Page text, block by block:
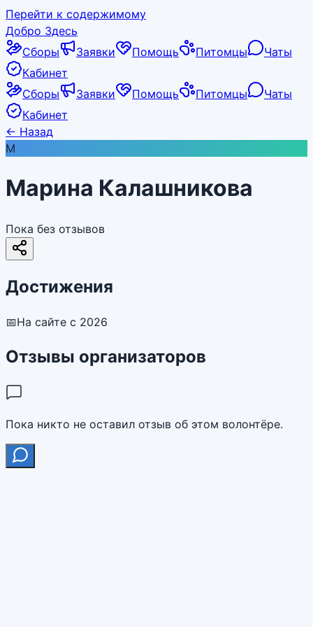
Перейти к содержимому
Добро Здесь
Сборы
Заявки Помощь Питомцы
Чаты
Кабинет
Сборы
Заявки Помощь Питомцы
Чаты
Кабинет
← Назад
М
Марина Калашникова
Пока без отзывов
Достижения
📅На сайте с 2026
Отзывы организаторов
Пока никто не оставил отзыв об этом волонтёре.